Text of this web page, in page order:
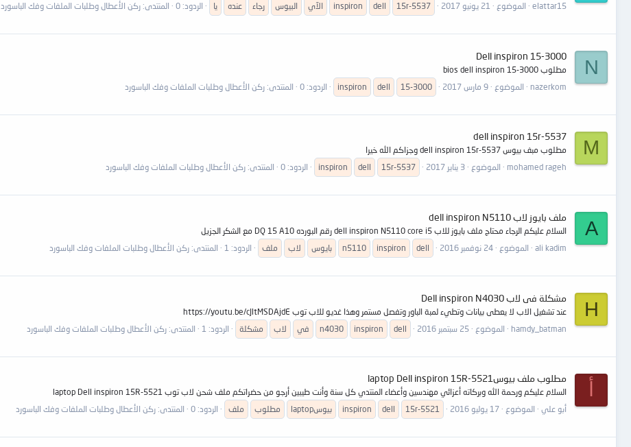
elattar15
الموضوع 21 يونيو 2017 15r-5537
dell
inspiron الآي البيوس رجاء عنده يا الردود: 0 المنتدى: ركن الأعطال وطلبات الملفات وفك الباسورد
N
Dell inspiron 15-3000
مطلوب bios dell inspiron 15-3000
nazerkom
الموضوع 9 مارس 2017 15-3000
dell
inspiron الردود: 0 المنتدى: ركن الأعطال وطلبات الملفات وفك الباسورد
M
dell inspiron 15r-5537
مطلوب مبف بيوس dell inspiron 15r-5537 وجزاكم الله خيرا
mohamed rageh
الموضوع 3 يناير 2017 15r-5537
dell
inspiron الردود: 0 المنتدى: ركن الأعطال وطلبات الملفات وفك الباسورد
A
ملف بايوز لاب dell inspiron N5110
السلام عليكم الرجاء محتاج ملف بايوز للاب dell inspiron N5110 core i5 رقم البورده DQ 15 A10 مع الشكر الجزيل
ali kadim
الموضوع 24 نوفمبر 2016 dell
inspiron
n5110 بايوس لاب ملف الردود: 1 المنتدى: ركن الأعطال وطلبات الملفات وفك الباسورد
H
مشكلة فى لاب Dell inspiron N4030
عند تشغيل الاب لا يعطى بيانات وتطيء لمبة الباور وتفصل مستمر وهذا غديو للاب توب https://youtu.be/cJltMSDAjdE
hamdy_batman
الموضوع 25 سبتمبر 2016 dell
inspiron
n4030 في لاب مشكلة الردود: 1 المنتدى: ركن الأعطال وطلبات الملفات وفك الباسورد
مطلوب ملف بيوسlaptop Dell inspiron 15R-5521
السلام عليكم ورحمة الله وبركاته أعزائي مهندسين وأعضاء المنتدي كل سنة وأنت طيبين أرجو من حضراتكم ملف شحن لاب توب laptop Dell inspiron 15R-5521
أبو علي
الموضوع 17 يوليو 2016 15r-5521
dell
inspiron بيوسlaptop مطلوب ملف الردود: 0 المنتدى: ركن الأعطال وطلبات الملفات وفك الباسورد